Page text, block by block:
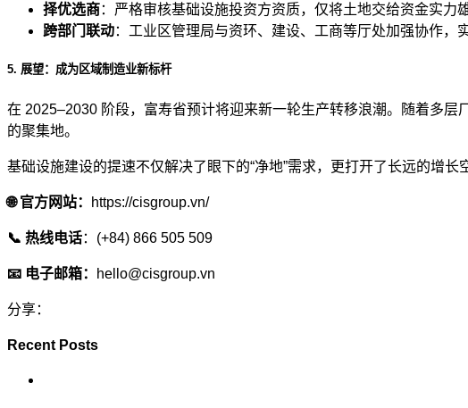
择优选商：严格审核基础设施投资方资质，仅将土地交给资金实力
跨部门联动：工业区管理局与资环、建设、工商等厅处加强协作，
5. 展望：成为区域制造业新标杆
在 2025–2030 阶段，富寿省预计将迎来新一轮生产转移浪潮。随着多
的聚集地。
基础设施建设的提速不仅解决了眼下的“净地”需求，更打开了长远的增长
🌐 官方网站： https://cisgroup.vn/
📞 热线电话：(+84) 866 505 509
📧 电子邮箱： hello@cisgroup.vn
分享：
Recent Posts